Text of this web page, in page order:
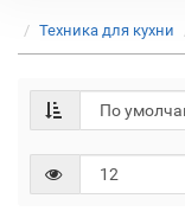
Техника для кухни